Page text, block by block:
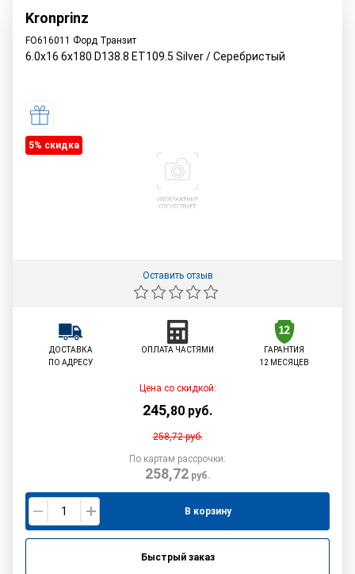
Kronprinz
FO616011 Форд Транзит
6.0x16 6x180 D138.8 ET109.5 Silver / Серебристый
5% cкидка
Оставить отзыв
ДОСТАВКА
ПО АДРЕСУ
ОПЛАТА ЧАСТЯМИ
ГАРАНТИЯ
12 МЕСЯЦЕВ
Цена со скидкой:
245,80 руб.
258,72руб.
По картам рассрочки:
258,72руб.
В корзину
Быстрый заказ